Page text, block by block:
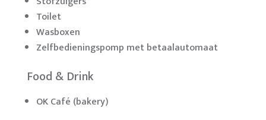
Toilet
Wasboxen
Zelfbedieningspomp met betaalautomaat
Food & Drink
OK Café (bakery)